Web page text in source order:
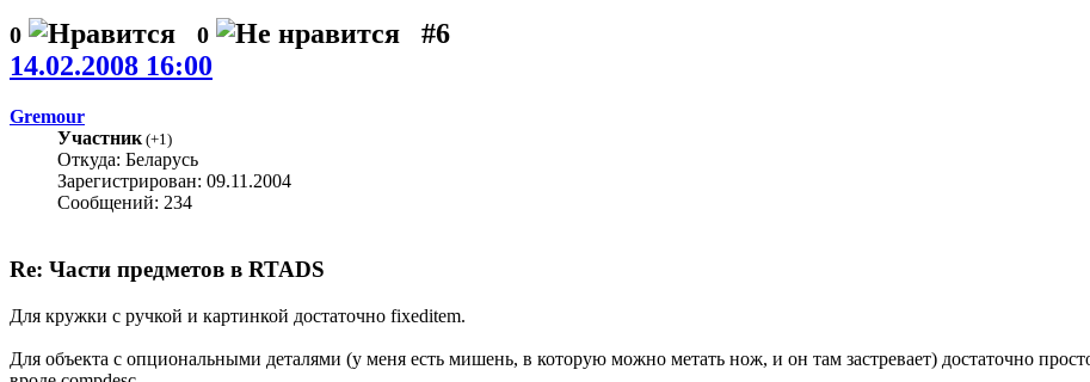
0 0
#6
14.02.2008 16:00
Gremour
Участник (+1 )
Откуда: Беларусь
Зарегистрирован: 09.11.2004
Сообщений: 234
Re: Части предметов в RTADS
Для кружки с ручкой и картинкой достаточно fixeditem.
Для объекта с опциональными деталями (у меня есть мишень, в которую можно метать нож, и он там застревает) достаточно